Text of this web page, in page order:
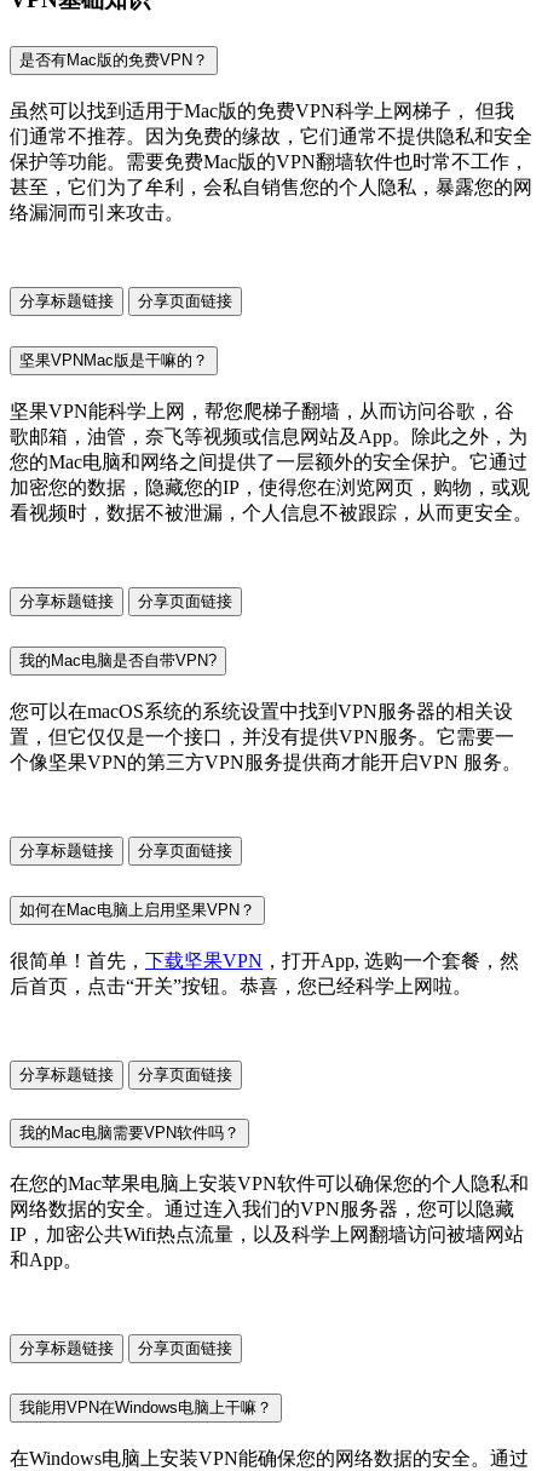
是否有Mac版的免费VPN？
虽然可以找到适用于Mac版的免费VPN科学上网梯子， 但我
们通常不推荐。因为免费的缘故，它们通常不提供隐私和安全
保护等功能。需要免费Mac版的VPN翻墙软件也时常不工作，
甚至，它们为了牟利，会私自销售您的个人隐私，暴露您的网
络漏洞而引来攻击。
分享标题链接 分享页面链接
坚果VPNMac版是干嘛的？
坚果VPN能科学上网，帮您爬梯子翻墙，从而访问谷歌，谷
歌邮箱，油管，奈飞等视频或信息网站及App。除此之外，为
您的Mac电脑和网络之间提供了一层额外的安全保护。它通过
加密您的数据，隐藏您的IP，使得您在浏览网页，购物，或观
看视频时，数据不被泄漏，个人信息不被跟踪，从而更安全。
分享标题链接 分享页面链接
我的Mac电脑是否自带VPN?
您可以在macOS系统的系统设置中找到VPN服务器的相关设
置，但它仅仅是一个接口，并没有提供VPN服务。它需要一
个像坚果VPN的第三方VPN服务提供商才能开启VPN 服务。
分享标题链接 分享页面链接
如何在Mac电脑上启用坚果VPN？
很简单！首先， 下载坚果VPN ，打开App, 选购一个套餐，然
后首页，点击“开关”按钮。恭喜，您已经科学上网啦。
分享标题链接 分享页面链接
我的Mac电脑需要VPN软件吗？
在您的Mac苹果电脑上安装VPN软件可以确保您的个人隐私和
网络数据的安全。通过连入我们的VPN服务器，您可以隐藏
IP，加密公共Wifi热点流量，以及科学上网翻墙访问被墙网站
和App。
分享标题链接 分享页面链接
我能用VPN在Windows电脑上干嘛？
在Windows电脑上安装VPN能确保您的网络数据的安全。通过